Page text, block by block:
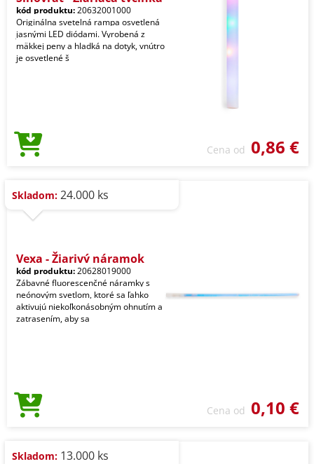
kód produktu:20632001000
Originálna svetelná rampa osvetlená
jasnými LED diódami. Vyrobená z
mäkkej peny a hladká na dotyk, vnútro
je osvetlené š
Cena od 0,86 €
Skladom: 24.000 ks
Vexa - Žiarivý náramok
kód produktu:20628019000
Zábavné fluorescenčné náramky s
neónovým svetlom, ktoré sa ľahko
aktivujú niekoľkonásobným ohnutím a
zatrasením, aby sa
Cena od 0,10 €
Skladom: 13.000 ks